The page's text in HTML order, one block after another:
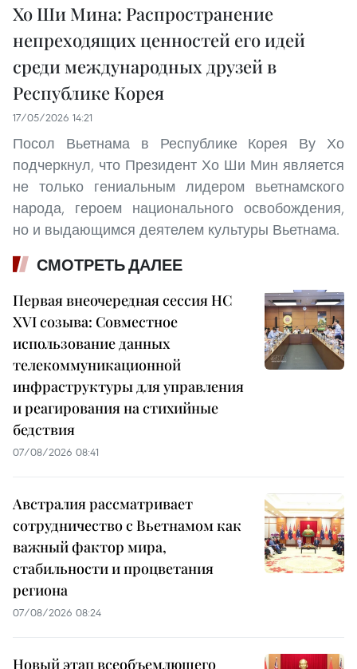
Хо Ши Мина: Распространение
непреходящих ценностей его идей
среди международных друзей в
Республике Корея
17/05/2026 14:21
Посол Вьетнама в Республике Корея Ву Хо
подчеркнул, что Президент Хо Ши Мин является
не только гениальным лидером вьетнамского
народа, героем национального освобождения,
но и выдающимся деятелем культуры Вьетнама.
СМОТРЕТЬ ДАЛЕЕ
Первая внеочередная сессия НС
XVI созыва: Совместное
использование данных
телекоммуникационной
инфраструктуры для управления
и реагирования на стихийные
бедствия
07/08/2026 08:41
Австралия рассматривает
сотрудничество с Вьетнамом как
важный фактор мира,
стабильности и процветания
региона
07/08/2026 08:24
Новый этап всеобъемлющего